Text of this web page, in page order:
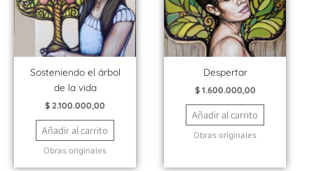
Sosteniendo el árbol
de la vida
$ 2.100.000,00
Añadir al carrito
Obras originales
Despertar
$1.600.000,00
Añadir al carrito
Obras originales